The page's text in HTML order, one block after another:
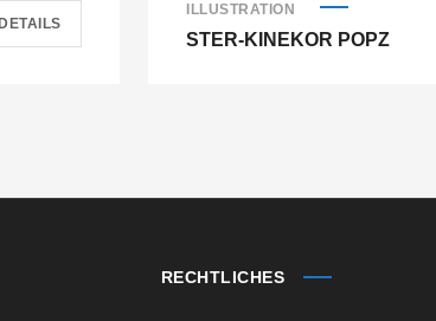
DETAILS
ILLUSTRATION
STER-KINEKOR POPZ
RECHTLICHES